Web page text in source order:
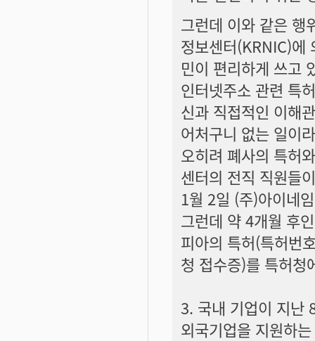
그런데 이와 같은 행
정보센터(KRNIC)에
민이 편리하게 쓰고
인터넷주소 관련 특
신과 직접적인 이해
어처구니 없는 일이
오히려 폐사의 특허
센터의 전직 직원들
1월 2일 (주)아이네
그런데 약 4개월 후
피아의 특허(특허번
청 접수증)를 특허청
3. 국내 기업이 지난
외국기업을 지원하